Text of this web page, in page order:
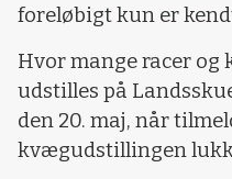
foreløbigt kun er
Hvor mange racer og
udstilles på
den 20. maj, når
kvægudstillingen